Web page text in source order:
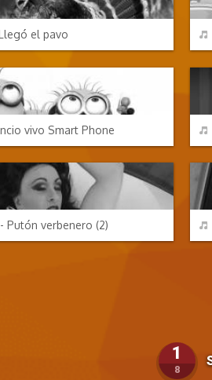
el pavo
ANUNCIOS
vivo Smart Phone
CANCIONES FRIKIS
Putón verbenero (2)
1
8